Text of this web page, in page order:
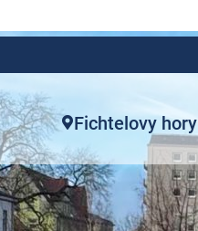
Fichtelovy hory